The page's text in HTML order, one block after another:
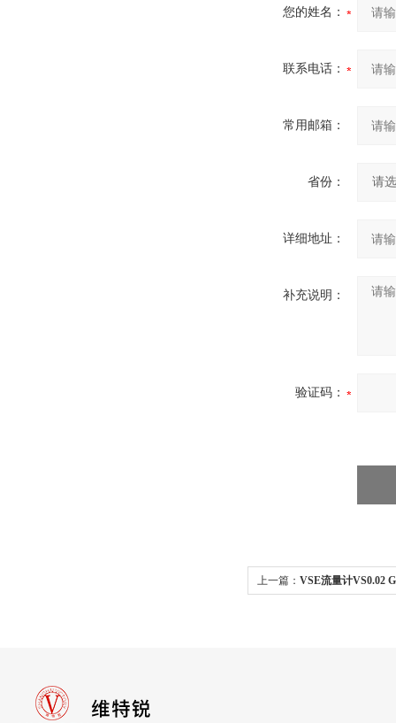
您的姓名：
联系电话：
常用邮箱：
省份：
详细地址：
补充说明：
验证码：
上一篇： VSE流量计VS0.02